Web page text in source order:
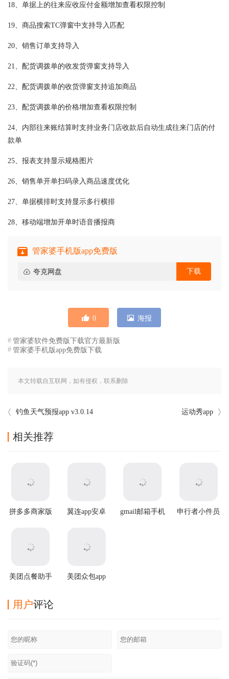
18、单据上的往来应收应付金额增加查看权限控制
19、商品搜索TC弹窗中支持导入匹配
20、销售订单支持导入
21、配货调拨单的收发货弹窗支持导入
22、配货调拨单的收货弹窗支持追加商品
23、配货调拨单的价格增加查看权限控制
24、内部往来账结算时支持业务门店收款后自动生成往来门店的付
款单
25、报表支持显示规格图片
26、销售单开单扫码录入商品速度优化
27、单据横排时支持显示多行横排
28、移动端增加开单时语音播报商
管家婆手机版app免费版
夸克网盘 下载
0 海报
管家婆软件免费版下载官方最新版
管家婆手机版app免费版下载
本文转载自互联网，如有侵权，联系删除
钓鱼天气预报app v3.0.14 运动秀app
相关推荐
拼多多商家版
翼连app安卓
gmail邮箱手机
申行者小件员
美团点餐助手
美团众包app
用户评论